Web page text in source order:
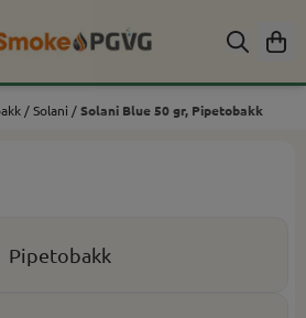
/Solani /Solani Blue 50 gr, Pipetobakk
Pipetobakk